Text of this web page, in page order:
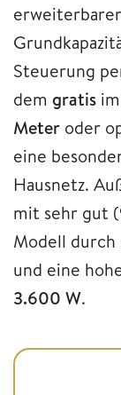
Steuerung
dem gratis
Meter oder
eine
Hausnetz.
mit sehr gut
Modell durch
und eine
3.600 W.